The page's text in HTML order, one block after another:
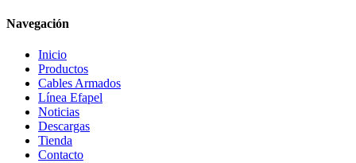
Navegación
Inicio
Productos
Cables Armados
Línea Efapel
Noticias
Descargas
Tienda
Contacto